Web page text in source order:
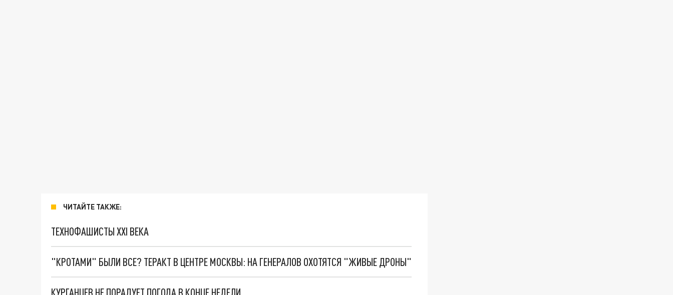
ЧИТАЙТЕ ТАКЖЕ:
ТЕХНОФАШИСТЫ XXI ВЕКА
"КРОТАМИ" БЫЛИ ВСЕ? ТЕРАКТ В ЦЕНТРЕ МОСКВЫ: НА ГЕНЕРАЛОВ ОХОТЯТСЯ "ЖИВЫЕ ДРОНЫ"